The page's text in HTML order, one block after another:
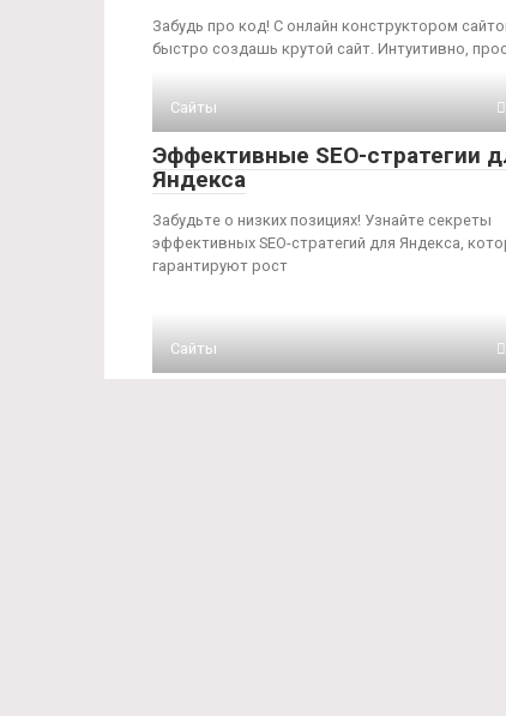
Забудь про код! С онлайн конструктором
быстро создашь крутой сайт. Интуитивно,
Сайты
Эффективные SEO-стратегии
Яндекса
Забудьте о низких позициях! Узнайте секреты
эффективных SEO-стратегий для Яндекса,
гарантируют рост
Сайты